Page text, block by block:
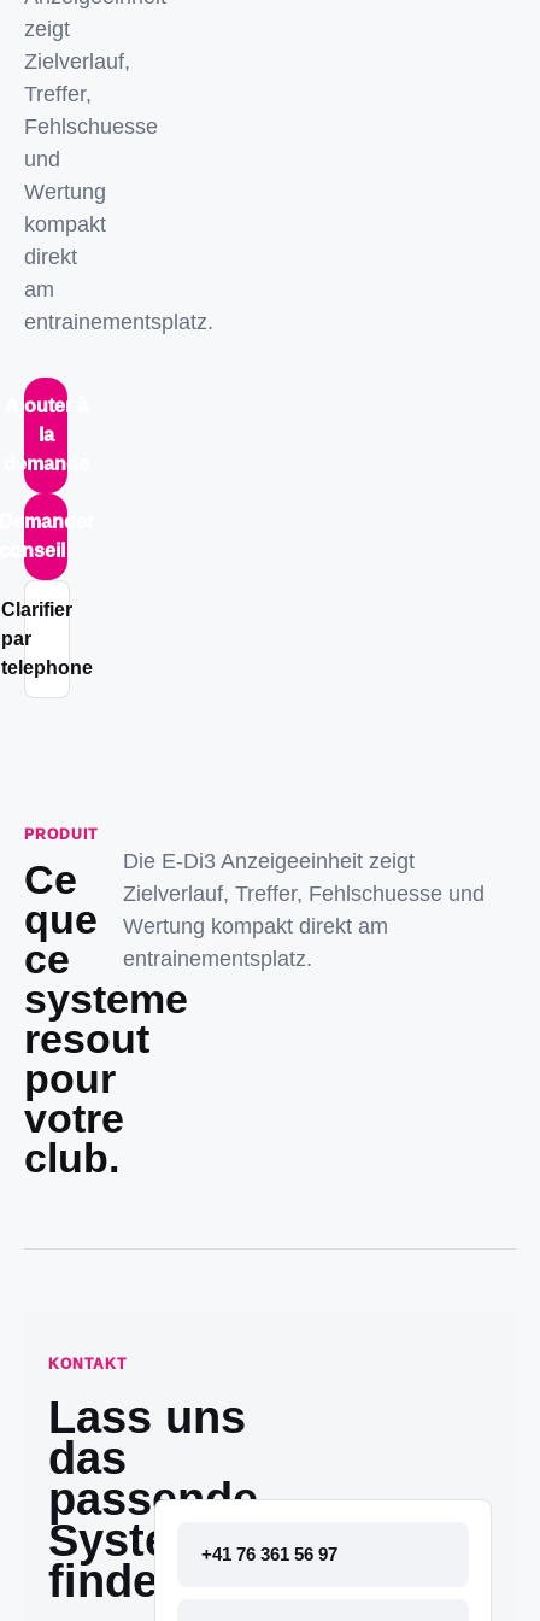
zeigt
Zielverlauf,
Treffer,
Fehlschuesse
und
Wertung
kompakt
direkt
am
entrainementsplatz.
Ajouter à
la
demande
Clarifier
par
telephone
PRODUIT
Ce
que
ce
systeme
resout
pour
votre
club.
Die E-Di3 Anzeigeeinheit zeigt
Zielverlauf, Treffer, Fehlschuesse und
Wertung kompakt direkt am
entrainementsplatz.
KONTAKT
Lass uns
das
passende
System
finden.
+41 76 361 56 97